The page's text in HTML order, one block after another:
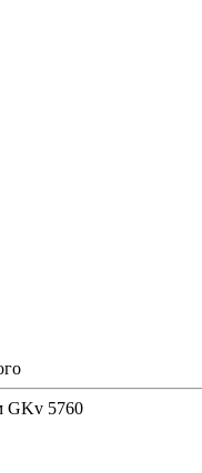
GKv 5760